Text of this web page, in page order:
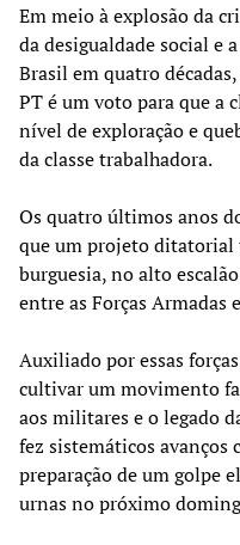
Em meio à explosão da
da desigualdade social e
Brasil em quatro
PT é um voto para que a
nível de exploração e
da classe trabalhadora.
Os quatro últimos anos
que um projeto ditatorial
burguesia, no alto
entre as Forças Armadas
Auxiliado por essas
cultivar um movimento
aos militares e o legado
fez sistemáticos avanços
preparação de um golpe
urnas no próximo